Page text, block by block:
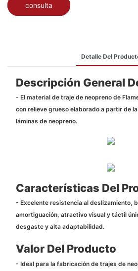
consulta
Detalle Del
Descripción General
- El material de traje de neopreno de
con relieve grueso elaborado a partir de
láminas de neopreno.
Características Del
- Excelente resistencia al deslizamiento,
amortiguación, atractivo visual y táctil
desgaste y alta adaptabilidad.
Valor Del Producto
- Ideal para la fabricación de trajes de